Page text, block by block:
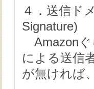
４．送信ド
Signature)
Amazonぐ
による送信
が無ければ